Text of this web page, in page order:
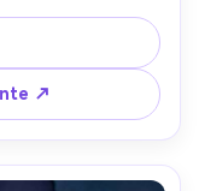
como formas,
páginas,
livro de histórias,
de 85mm,
cinematográfica
↗